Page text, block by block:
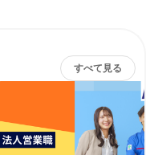
すべて見る